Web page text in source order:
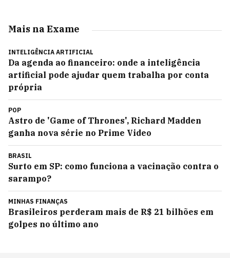
Mais na Exame
INTELIGÊNCIA ARTIFICIAL
Da agenda ao financeiro: onde a inteligência
artificial pode ajudar quem trabalha por conta
própria
POP
Astro de 'Game of Thrones', Richard Madden
ganha nova série no Prime Video
BRASIL
Surto em SP: como funciona a vacinação contra o
sarampo?
MINHAS FINANÇAS
Brasileiros perderam mais de R$ 21 bilhões em
golpes no último ano